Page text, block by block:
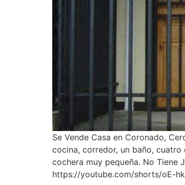
Se Vende Casa en Coronado,
cocina, corredor, un baño,
cochera muy pequeña. No Tiene
https://youtube.com/shorts/oE-